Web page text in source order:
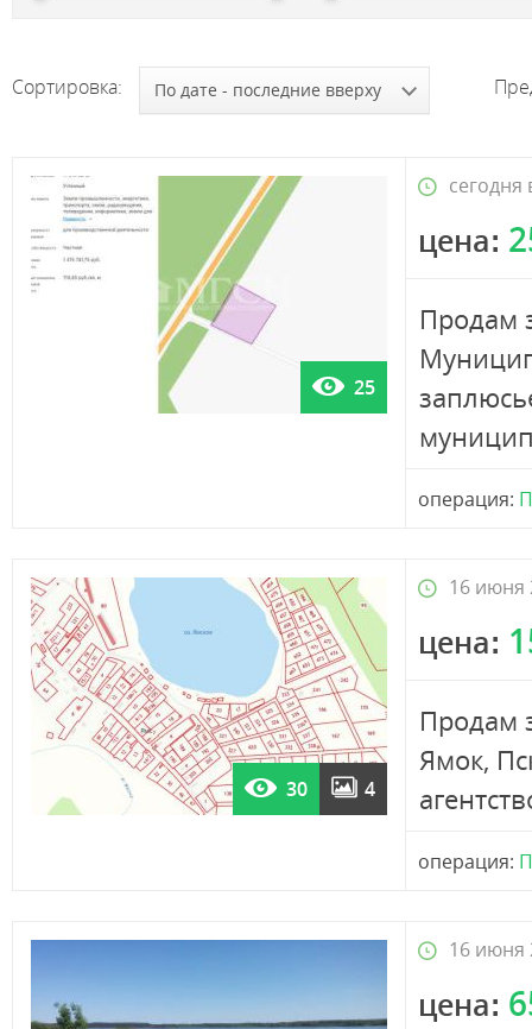
Сортировка: По дате - последние вверху
25
сегодня
цена:
Продам
операция:
4
30
16 июня
цена:
Продам
Ямок,
операция:
16 июня
цена: